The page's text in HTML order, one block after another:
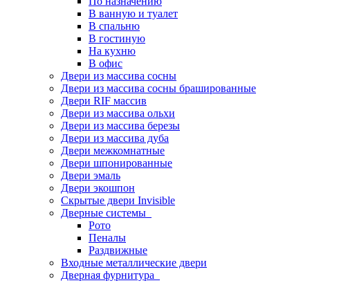
В ванную и туалет
В спальню
В гостиную
На кухню
В офис
Двери из массива сосны
Двери из массива сосны брашированные
Двери RIF массив
Двери из массива ольхи
Двери из массива березы
Двери из массива дуба
Двери межкомнатные
Двери шпонированные
Двери эмаль
Двери экошпон
Скрытые двери Invisible
Дверные системы
Рото
Пеналы
Раздвижные
Входные металлические двери
Дверная фурнитура